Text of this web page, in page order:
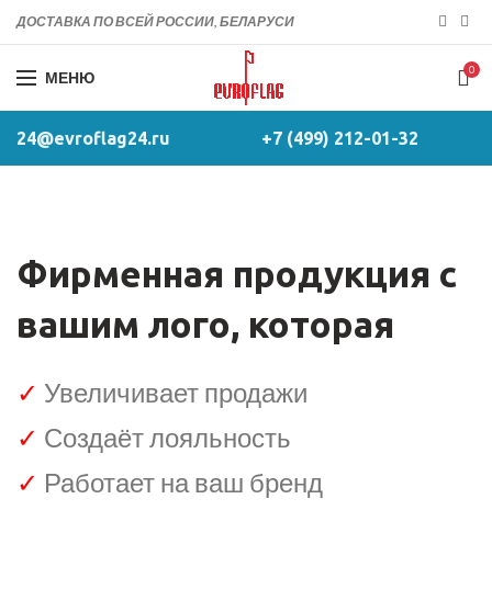
ДОСТАВКА ПО ВСЕЙ РОССИИ, БЕЛАРУСИ
МЕНЮ 0
24@evroflag24.ru +7 (499) 212-01-32
Фирменная продукция с
вашим лого, которая
✓ Увеличивает продажи
✓ Создаёт лояльность
✓ Работает на ваш бренд